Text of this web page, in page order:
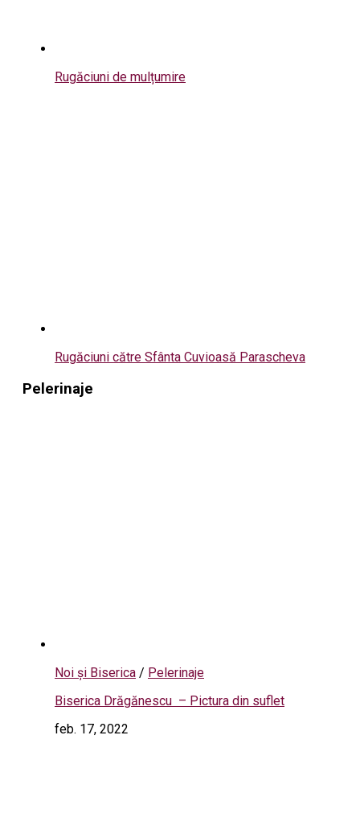
Rugăciuni de mulțumire
Rugăciuni către Sfânta Cuvioasă Parascheva
Pelerinaje
Noi și Biserica / Pelerinaje
Biserica Drăgănescu – Pictura din suflet
feb. 17, 2022